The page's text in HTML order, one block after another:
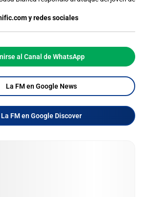
y redes sociales
al Canal de WhatsApp
La FM en Google News
La FM en Google Discover